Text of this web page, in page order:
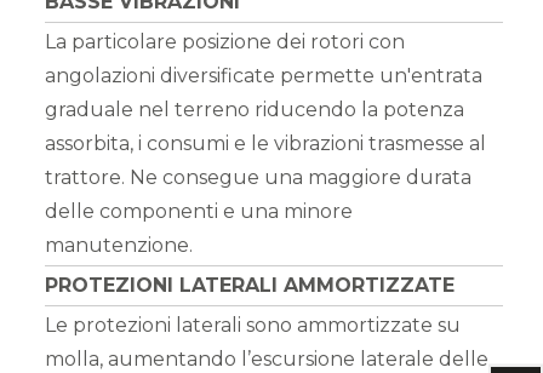
La particolare posizione dei rotori con
angolazioni diversificate permette un'entrata
graduale nel terreno riducendo la potenza
assorbita, i consumi e le vibrazioni trasmesse al
trattore. Ne consegue una maggiore durata
delle componenti e una minore
manutenzione.
PROTEZIONI LATERALI AMMORTIZZATE
Le protezioni laterali sono ammortizzate su
molla, aumentando l’escursione laterale delle